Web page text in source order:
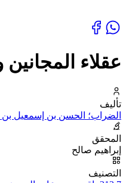
عقلاء
تأليف
الضراب؛ الحسن بن إسمعيل
المحقق
إبراهيم صالح
التصنيف